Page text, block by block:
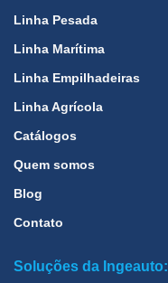
Linha Pesada
Linha Marítima
Linha Empilhadeiras
Linha Agrícola
Catálogos
Quem somos
Blog
Contato
Soluções da Ingeauto: